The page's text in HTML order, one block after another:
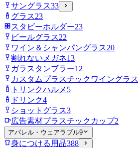
サングラス33
グラス23
スタビーホルダー23
ビールグラス22
ワイン＆シャンパングラス20
割れないメガネ13
ガラスタンブラー12
カスタムプラスチックワイングラス
トリンクハルメ 5
ドリンク4
ショットグラス3
広告素材プラスチックカップ2
アパレル・ウェアラブル9
身につける用品388